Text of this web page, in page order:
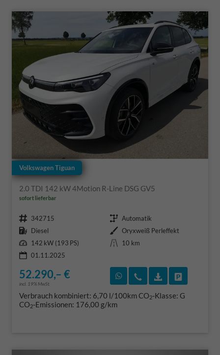
Volkswagen Tiguan
2.0 TDI 142 kW 4Motion R-Line DSG GV5
sofort lieferbar
Fahrzeugnr. 342715 Getriebe Automatik
Kraftstoff Diesel Außenfarbe Oryxweiß Perleffekt
Leistung 142 kW (193 PS) Kilometerstand
10 km
01.11.2025
52.290,– €
incl. 19% MwSt.
Rückruf vereinbaren
Wir rufen Sie an
Verbrauch kombiniert: 6,70 l/100kmCO2-Klasse: G
CO2-Emissionen: 176,00 g/km